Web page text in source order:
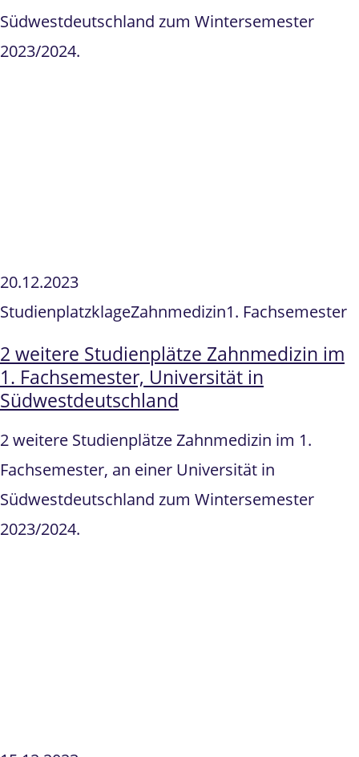
Südwestdeutschland zum Wintersemester
2023/2024.
20.12.2023
StudienplatzklageZahnmedizin1. Fachsemester
2 weitere Studienplätze Zahnmedizin im
1. Fachsemester, Universität in
Südwestdeutschland
2 weitere Studienplätze Zahnmedizin im 1.
Fachsemester, an einer Universität in
Südwestdeutschland zum Wintersemester
2023/2024.